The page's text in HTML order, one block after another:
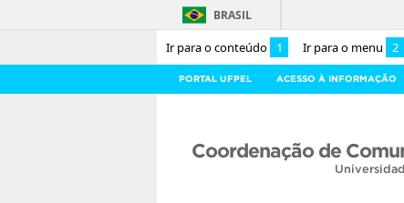
Ir para o conteúdo 1 Ir para o menu 2
BRASIL
PORTAL UFPEL ACESSO À INFORMAÇÃO
Coordenação de